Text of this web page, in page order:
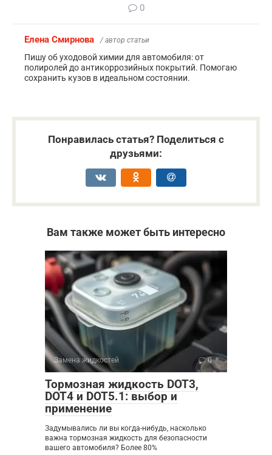
0
Елена Смирнова / автор статьи
Пишу об уходовой химии для автомобиля: от
полиролей до антикоррозийных покрытий. Помогаю
сохранить кузов в идеальном состоянии.
Понравилась статья? Поделиться с
друзьями:
Вам также может быть интересно
Замена жидкостей 0
Тормозная жидкость DOT3,
DOT4 и DOT5.1: выбор и
применение
Задумывались ли вы когда-нибудь, насколько
важна тормозная жидкость для безопасности
вашего автомобиля? Более 80%